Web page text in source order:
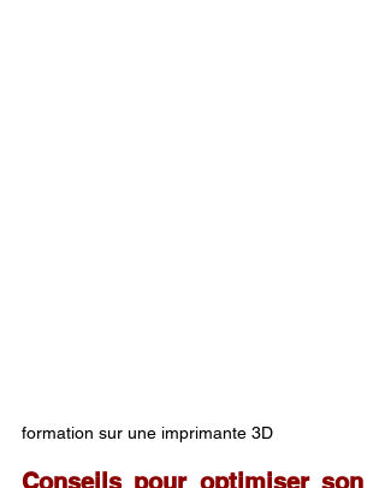
formation sur une imprimante 3D
Conseils pour optimiser son